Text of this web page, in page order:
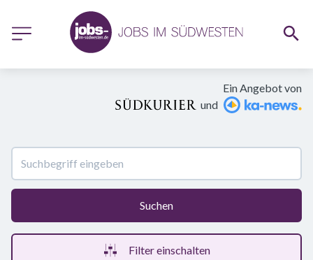
Ein Angebot von
und
Suchen
Filter einschalten